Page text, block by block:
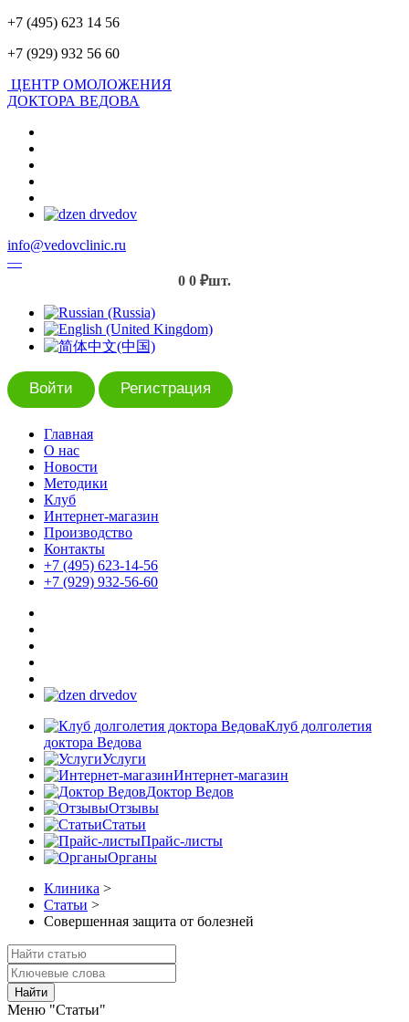
+7 (495) 623 14 56
+7 (929) 932 56 60
ЦЕНТР ОМОЛОЖЕНИЯ
ДОКТОРА ВЕДОВА
info@vedovclinic.ru
—
0 0 ₽шт.
Войти Регистрация
Главная
О нас
Новости
Методики
Клуб
Интернет-магазин
Производство
Контакты
+7 (495) 623-14-56
+7 (929) 932-56-60
Клуб долголетия
доктора Ведова
Услуги
Интернет-магазин
Доктор Ведов
Отзывы
Статьи
Прайс-листы
Органы
Клиника >
Статьи >
Совершенная защита от болезней
Найти
Меню "Статьи"